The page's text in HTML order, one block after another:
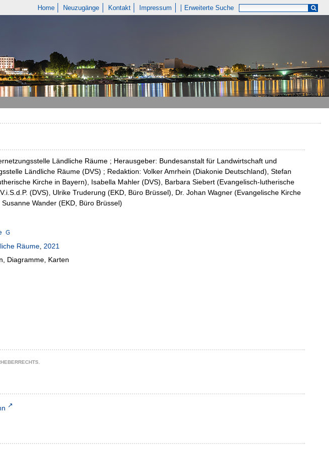
Home Neuzugänge Kontakt Impressum Erweiterte Suche
Ländliche Räume ; Herausgeber: Bundesanstalt für Landwirtschaft und
Ländliche Räume (DVS) ; Redaktion: Volker Amrhein (Diakonie Deutschland), Stefan
Kirche in Bayern), Isabella Mahler (DVS), Barbara Siebert (Evangelisch-lutherische
(DVS), Ulrike Truderung (EKD, Büro Brüssel), Dr. Johan Wagner (Evangelische Kirche
Wander (EKD, Büro Brüssel)
Räume, 2021
Diagramme, Karten